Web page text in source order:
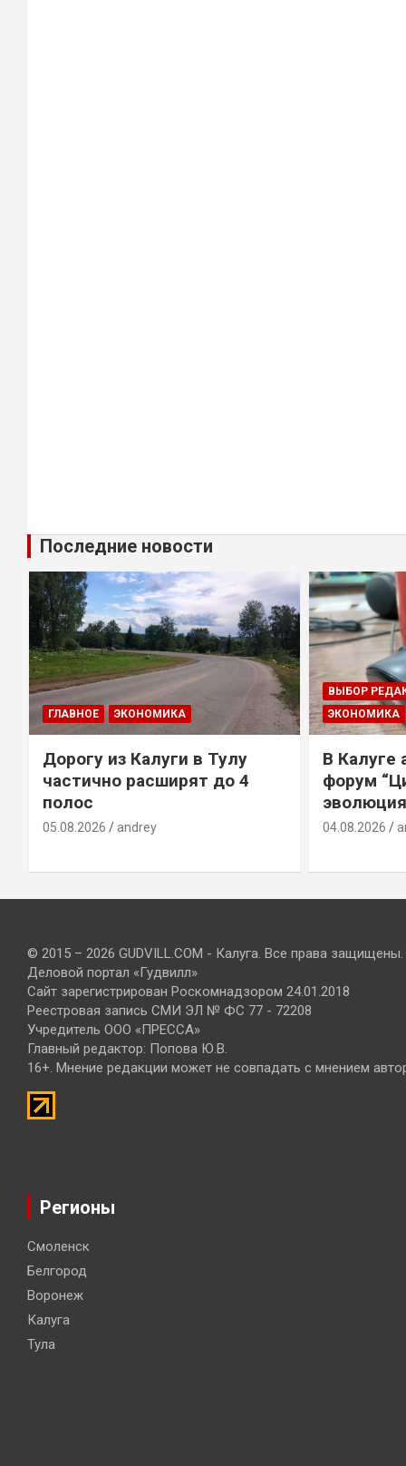
Последние новости
ГЛАВНОЕ ЭКОНОМИКА
Дорогу из Калуги в Тулу
частично расширят до 4
полос
05.08.2026 andrey
ВЫБОР
ЭКОНОМИКА
В Калуге
форум
04.08.2026
© 2015 – 2026 GUDVILL.COM - Калуга. Все права защищены.
Деловой портал «Гудвилл»
Сайт зарегистрирован Роскомнадзором 24.01.2018
Реестровая запись СМИ ЭЛ № ФС 77 - 72208
Учредитель ООО «ПРЕССА»
Главный редактор: Попова Ю.В.
16+. Мнение редакции может не совпадать с мнением
Регионы
Смоленск
Белгород
Воронеж
Калуга
Тула